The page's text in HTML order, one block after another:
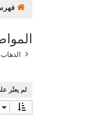
لم يعثَر